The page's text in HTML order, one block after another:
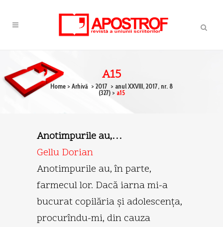
A15
Home > Arhivă > 2017 > anul XXVIII, 2017, nr. 8
(327)> a15
Anotimpurile au,…
Gellu Dorian
Anotimpurile au, în parte,
farmecul lor. Dacă iarna mi-a
bucurat copilăria şi adolescenţa,
procurîndu-mi, din cauza